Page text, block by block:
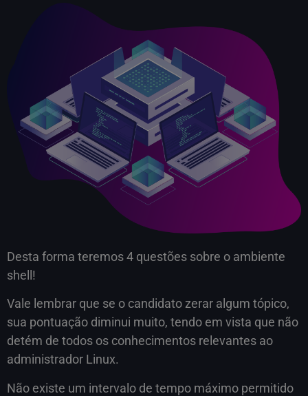
Desta forma teremos 4 questões sobre o ambiente
shell!
Vale lembrar que se o candidato zerar algum tópico,
sua pontuação diminui muito, tendo em vista que não
detém de todos os conhecimentos relevantes ao
administrador Linux.
Não existe um intervalo de tempo máximo permitido